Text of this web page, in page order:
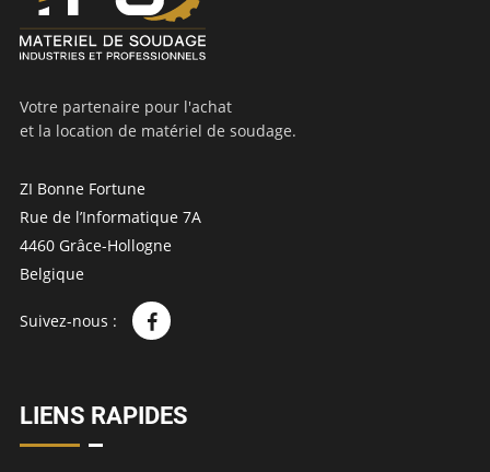
Votre partenaire pour l'achat
et la location de matériel de soudage.
ZI Bonne Fortune
Rue de l’Informatique 7A
4460 Grâce-Hollogne
Belgique
Suivez-nous :
LIENS RAPIDES